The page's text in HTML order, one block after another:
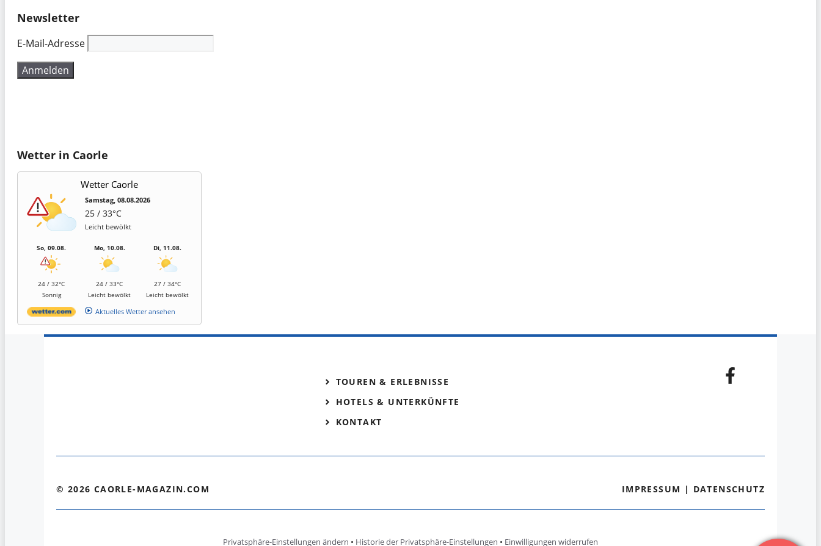
Newsletter
E-Mail-Adresse
Wetter in Caorle
Wetter Caorle
Samstag, 08.08.2026
25 / 33°C
Leicht bewölkt
So, 09.08.
24 / 32°C
Sonnig
Mo, 10.08.
24 / 33°C
Leicht bewölkt
Di, 11.08.
27 / 34°C
Leicht bewölkt
Aktuelles Wetter ansehen
TOUREN & ERLEBNISSE
HOTELS & UNTERKÜNFTE
KONTAKT
© 2026 CAORLE-MAGAZIN.COM IMPRESSUM | DATENSCHUTZ
Privatsphäre-Einstellungen ändern • Historie der Privatsphäre-Einstellungen • Einwilligungen widerrufen